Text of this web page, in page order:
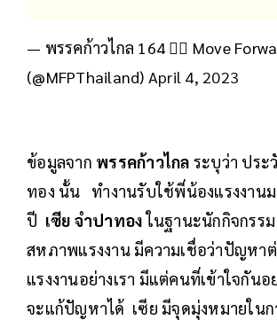
— พรรคก้าวไกล 164 🏳️‍🌈 Move
(@MFPThailand) April 4, 2023
ข้อมูลจาก พรรคก้าวไกล ระบุว่า ประ
ทอง นั้น ทำงานรับใช้พี่น้องแรงงานม
ปี เซีย จำปาทองในฐานะนักกิจกรรม
สหภาพแรงงาน มีความเชื่อว่าปัญหาต่
แรงงานอย่างเรา มีแต่คนที่เข้าใจกันอ
จะแก้ปัญหาได้ เซีย มีจุดมุ่งหมายในก